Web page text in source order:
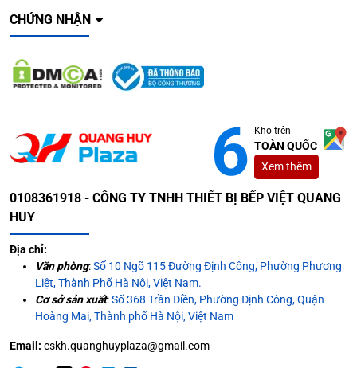
CHỨNG NHẬN
Kho trên
TOÀN QUỐC
Xem thêm
0108361918 - CÔNG TY TNHH THIẾT BỊ BẾP VIỆT QUANG
HUY
Địa chỉ:
Văn phòng:Số 10 Ngõ 115 Đường Định Công, Phường Phương
Liệt, Thành Phố Hà Nội, Việt Nam.
Cơ sở sản xuất:Số 368 Trần Điền, Phường Định Công, Quận
Hoàng Mai, Thành phố Hà Nội, Việt Nam
Email: cskh.quanghuyplaza@gmail.com